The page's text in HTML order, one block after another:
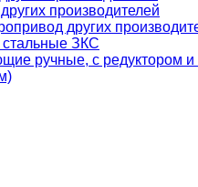
производителей
других
ЗКС
ручные, с редуктором и